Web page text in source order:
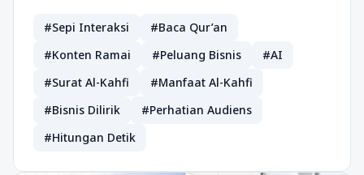
#Sepi Interaksi
#Baca Qur’an
#Konten Ramai
#Peluang Bisnis
#AI
#Surat Al-Kahfi
#Manfaat Al-Kahfi
#Bisnis Dilirik
#Perhatian Audiens
#Hitungan Detik